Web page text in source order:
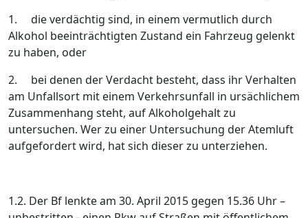
1.
die verdächtig sind, in einem vermutlich durch
Alkohol beeinträchtigten Zustand ein Fahrzeug gelenkt
zu haben, oder
2.
bei denen der Verdacht besteht, dass ihr Verhalten
am Unfallsort mit einem Verkehrsunfall in ursächlichem
Zusammenhang steht, auf Alkoholgehalt zu
untersuchen. Wer zu einer Untersuchung der Atemluft
aufgefordert wird, hat sich dieser zu unterziehen.
1.2. Der Bf lenkte am 30. April 2015 gegen 15.36 Uhr–